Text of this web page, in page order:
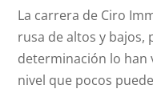
La carrera de Ciro
rusa de altos y bajos,
determinación lo han
nivel que pocos